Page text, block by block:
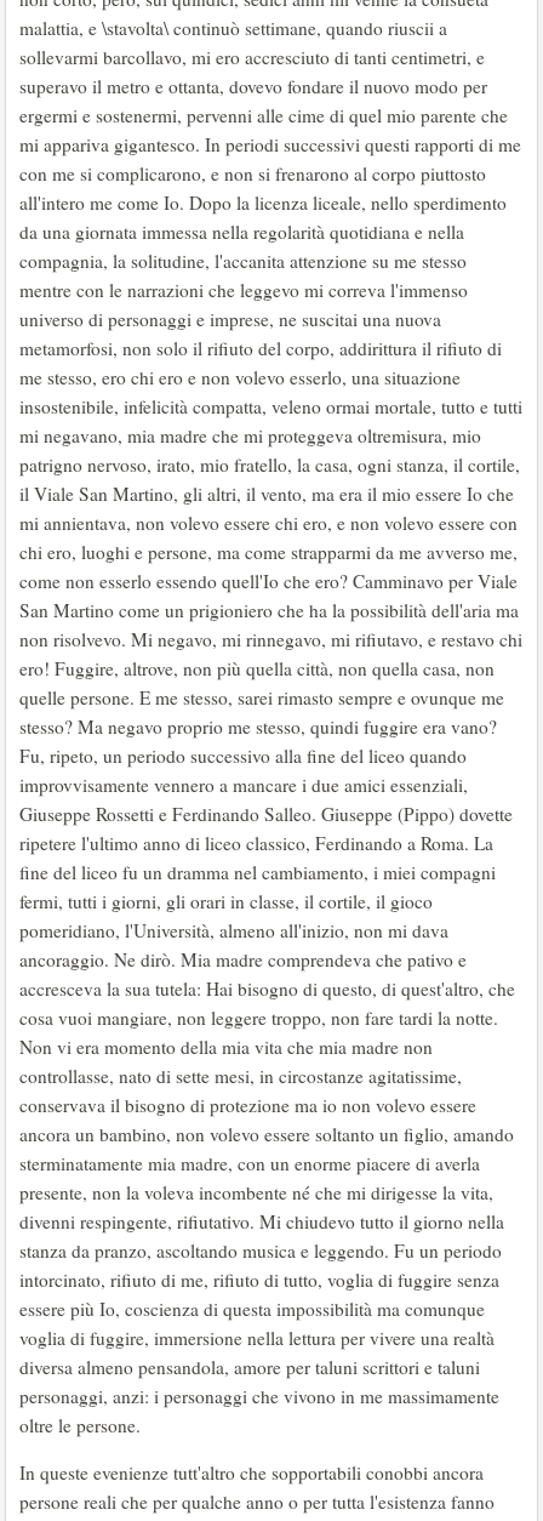
malattia, e \stavolta\ continuò settimane, quando riuscii a
sollevarmi barcollavo, mi ero accresciuto di tanti centimetri, e
superavo il metro e ottanta, dovevo fondare il nuovo modo per
ergermi e sostenermi, pervenni alle cime di quel mio parente che
mi appariva gigantesco. In periodi successivi questi rapporti di me
con me si complicarono, e non si frenarono al corpo piuttosto
all'intero me come Io. Dopo la licenza liceale, nello sperdimento
da una giornata immessa nella regolarità quotidiana e nella
compagnia, la solitudine, l'accanita attenzione su me stesso
mentre con le narrazioni che leggevo mi correva l'immenso
universo di personaggi e imprese, ne suscitai una nuova
metamorfosi, non solo il rifiuto del corpo, addirittura il rifiuto di
me stesso, ero chi ero e non volevo esserlo, una situazione
insostenibile, infelicità compatta, veleno ormai mortale, tutto e tutti
mi negavano, mia madre che mi proteggeva oltremisura, mio
patrigno nervoso, irato, mio fratello, la casa, ogni stanza, il cortile,
il Viale San Martino, gli altri, il vento, ma era il mio essere Io che
mi annientava, non volevo essere chi ero, e non volevo essere con
chi ero, luoghi e persone, ma come strapparmi da me avverso me,
come non esserlo essendo quell'Io che ero? Camminavo per Viale
San Martino come un prigioniero che ha la possibilità dell'aria ma
non risolvevo. Mi negavo, mi rinnegavo, mi rifiutavo, e restavo chi
ero! Fuggire, altrove, non più quella città, non quella casa, non
quelle persone. E me stesso, sarei rimasto sempre e ovunque me
stesso? Ma negavo proprio me stesso, quindi fuggire era vano?
Fu, ripeto, un periodo successivo alla fine del liceo quando
improvvisamente vennero a mancare i due amici essenziali,
Giuseppe Rossetti e Ferdinando Salleo. Giuseppe (Pippo) dovette
ripetere l'ultimo anno di liceo classico, Ferdinando a Roma. La
fine del liceo fu un dramma nel cambiamento, i miei compagni
fermi, tutti i giorni, gli orari in classe, il cortile, il gioco
pomeridiano, l'Università, almeno all'inizio, non mi dava
ancoraggio. Ne dirò. Mia madre comprendeva che pativo e
accresceva la sua tutela: Hai bisogno di questo, di quest'altro, che
cosa vuoi mangiare, non leggere troppo, non fare tardi la notte.
Non vi era momento della mia vita che mia madre non
controllasse, nato di sette mesi, in circostanze agitatissime,
conservava il bisogno di protezione ma io non volevo essere
ancora un bambino, non volevo essere soltanto un figlio, amando
sterminatamente mia madre, con un enorme piacere di averla
presente, non la voleva incombente né che mi dirigesse la vita,
divenni respingente, rifiutativo. Mi chiudevo tutto il giorno nella
stanza da pranzo, ascoltando musica e leggendo. Fu un periodo
intorcinato, rifiuto di me, rifiuto di tutto, voglia di fuggire senza
essere più Io, coscienza di questa impossibilità ma comunque
voglia di fuggire, immersione nella lettura per vivere una realtà
diversa almeno pensandola, amore per taluni scrittori e taluni
personaggi, anzi: i personaggi che vivono in me massimamente
oltre le persone.
In queste evenienze tutt'altro che sopportabili conobbi ancora
persone reali che per qualche anno o per tutta l'esistenza fanno